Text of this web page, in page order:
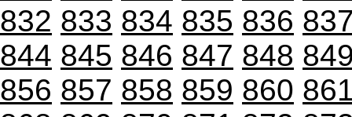
832 833 834 835 836
844 845 846 847 848
856 857 858 859 860